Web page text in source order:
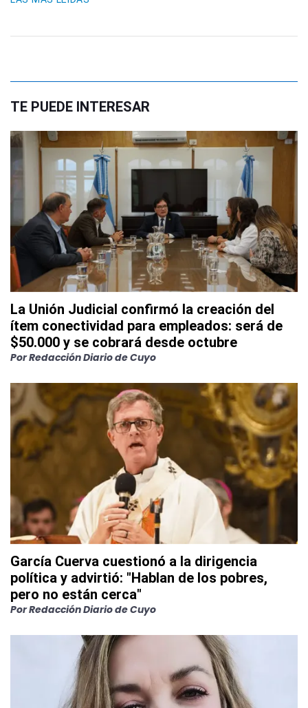
TE PUEDE INTERESAR
La Unión Judicial confirmó la creación del
ítem conectividad para empleados: será de
$50.000 y se cobrará desde octubre
PorRedacción Diario de Cuyo
García Cuerva cuestionó a la dirigencia
política y advirtió: "Hablan de los pobres,
pero no están cerca"
PorRedacción Diario de Cuyo